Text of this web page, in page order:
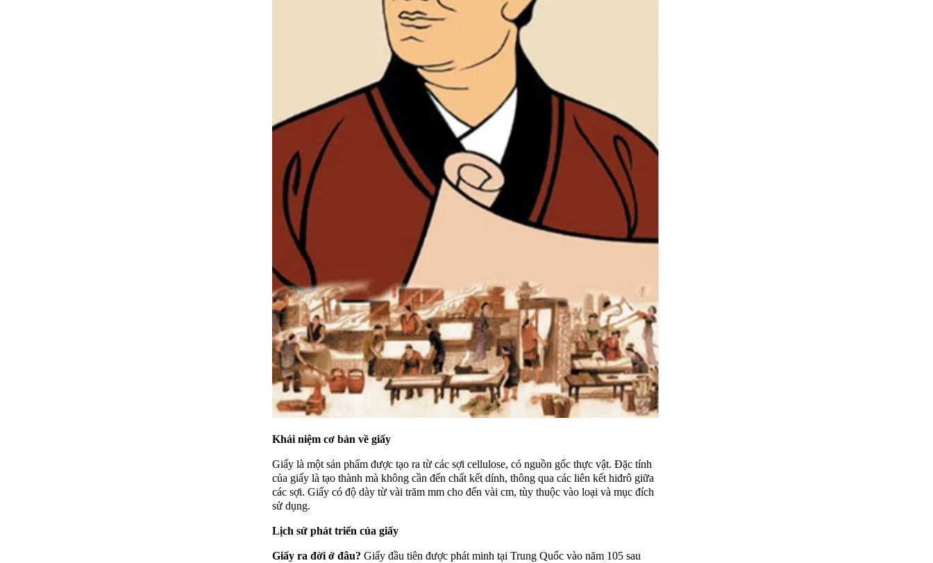
Khái niệm cơ bản về giấy
Giấy là một sản phẩm được tạo ra từ các sợi cellulose, có nguồn gốc thực vật. Đặc tính
của giấy là tạo thành mà không cần đến chất kết dính, thông qua các liên kết hiđrô giữa
các sợi. Giấy có độ dày từ vài trăm mm cho đến vài cm, tùy thuộc vào loại và mục đích
sử dụng.
Lịch sử phát triển của giấy
Giấy ra đời ở đâu? Giấy đầu tiên được phát minh tại Trung Quốc vào năm 105 sau